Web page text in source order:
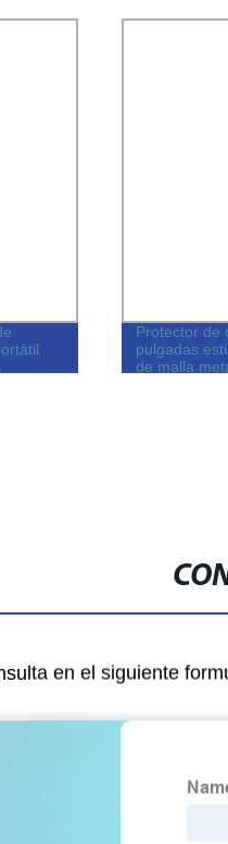
de 4
Pared
máquina de
decoración
en el siguiente